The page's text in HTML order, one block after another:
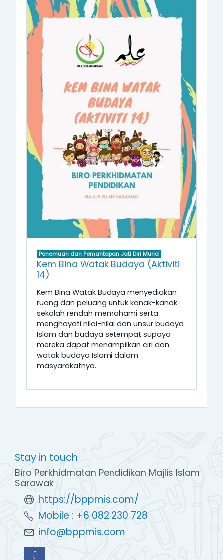
Penemuan dan Pemantapan Jati Diri Murid
Kem Bina Watak Budaya (Aktiviti
14)
Kem Bina Watak Budaya menyediakan
ruang dan peluang untuk kanak-kanak
sekolah rendah memahami serta
menghayati nilai-nilai dan unsur budaya
Islam dan budaya setempat supaya
mereka dapat menampilkan ciri dan
watak budaya Islami dalam
masyarakatnya.
Stay in touch
Biro Perkhidmatan Pendidikan Majlis Islam
Sarawak
https://bppmis.com/
Mobile : +6 082 230 728
info@bppmis.com